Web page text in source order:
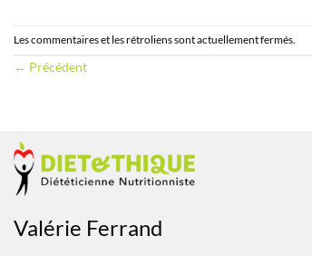
Les commentaires et les rétroliens sont actuellement fermés.
← Précédent
Valérie Ferrand